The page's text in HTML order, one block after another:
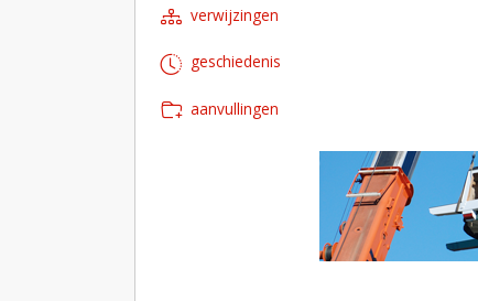
verwijzingen
geschiedenis
aanvullingen